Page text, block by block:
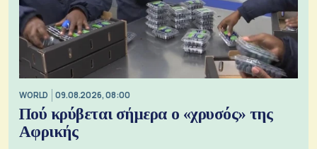
WORLD 09.08.2026, 08:00
Πού κρύβεται σήμερα ο «χρυσός» της
Αφρικής